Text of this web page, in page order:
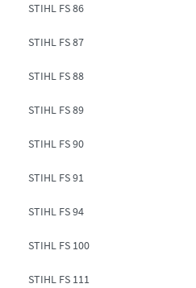
STIHL FS 86
STIHL FS 87
STIHL FS 88
STIHL FS 89
STIHL FS 90
STIHL FS 91
STIHL FS 94
STIHL FS 100
STIHL FS 111